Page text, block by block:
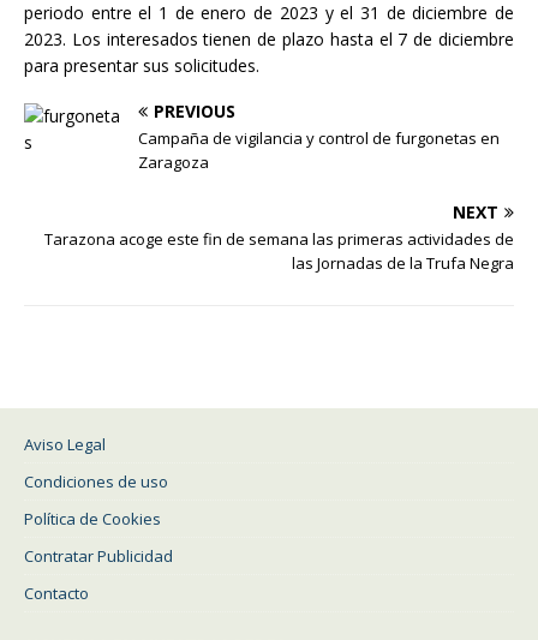
periodo entre el 1 de enero de 2023 y el 31 de diciembre de
2023. Los interesados tienen de plazo hasta el 7 de diciembre
para presentar sus solicitudes.
PREVIOUS
Campaña de vigilancia y control de furgonetas en
Zaragoza
NEXT
Tarazona acoge este fin de semana las primeras actividades de
las Jornadas de la Trufa Negra
Aviso Legal
Condiciones de uso
Política de Cookies
Contratar Publicidad
Contacto